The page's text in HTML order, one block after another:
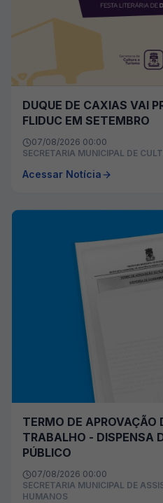
DUQUE DE CAXIAS VAI
FLIDUC EM SETEMBRO
07/08/2026 00:00
SECRETARIA MUNICIPAL DE
Acessar Notícia
TERMO DE APROVAÇÃO
TRABALHO - DISPENSA
PÚBLICO
07/08/2026 00:00
SECRETARIA MUNICIPAL DE
HUMANOS